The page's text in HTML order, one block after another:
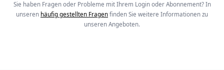
Sie haben Fragen oder Probleme mit Ihrem Login oder Abonnement? In
unseren häufig gestellten Fragen finden Sie weitere Informationen zu
unseren Angeboten.